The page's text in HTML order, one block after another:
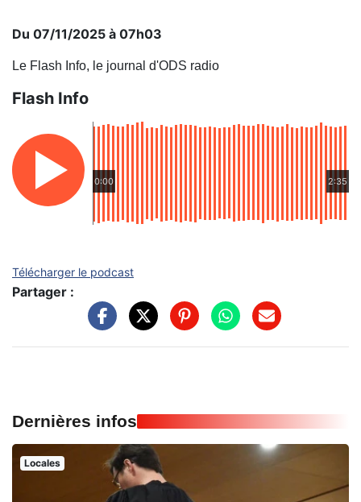
Du 07/11/2025 à 07h03
Le Flash Info, le journal d'ODS radio
Flash Info
0:00 2:35
Télécharger le podcast
Partager :
Dernières infos
Locales